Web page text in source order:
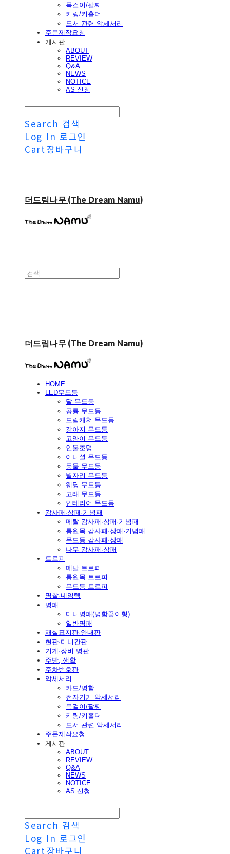
목걸이/팔찌
키링/키홀더
도서 관련 악세서리
주문제작요청
게시판
ABOUT
REVIEW
Q&A
NEWS
NOTICE
AS 신청
Search 검색
Log In 로그인
Cart 장바구니
더드림나무 (The Dream Namu)
더드림나무 (The Dream Namu)
HOME
LED무드등
달 무드등
공룡 무드등
드림캐쳐 무드등
강아지 무드등
고양이 무드등
인물조명
이니셜 무드등
동물 무드등
별자리 무드등
웨딩 무드등
고래 무드등
인테리어 무드등
감사패·상패·기념패
메탈 감사패·상패·기념패
통원목 감사패·상패·기념패
무드등 감사패·상패
나무 감사패·상패
트로피
메탈 트로피
통원목 트로피
무드등 트로피
명찰·네임텍
명패
미니명패(명함꽂이형)
일반명패
재실표지판·안내판
현판·미니간판
기계·장비 명판
주방, 생활
주차번호판
악세서리
카드/명함
전자기기 악세서리
목걸이/팔찌
키링/키홀더
도서 관련 악세서리
주문제작요청
게시판
ABOUT
REVIEW
Q&A
NEWS
NOTICE
AS 신청
Search 검색
Log In 로그인
Cart 장바구니